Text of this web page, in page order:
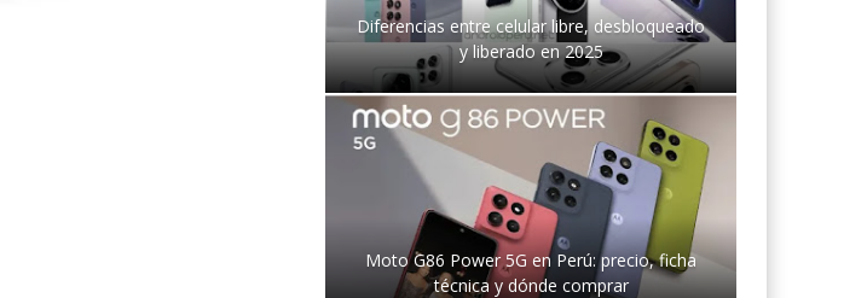
Diferencias entre celular libre, desbloqueado
y liberado en 2025
Moto G86 Power 5G en Perú: precio, ficha
técnica y dónde comprar